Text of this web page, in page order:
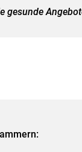
gesunde